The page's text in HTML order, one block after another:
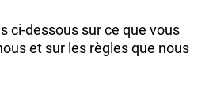
ci-dessous sur ce que vous
et sur les règles que nous